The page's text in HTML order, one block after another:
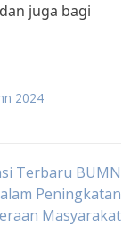
juga bagi
2024
Terbaru BUMN
Peningkatan
Masyarakat